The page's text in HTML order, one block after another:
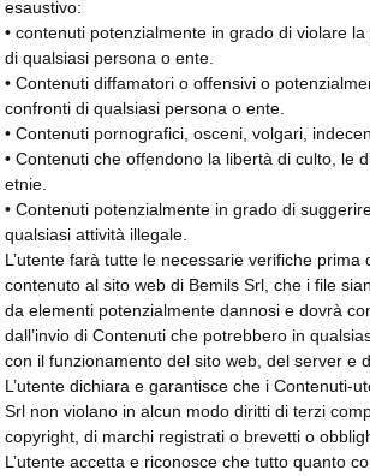
esaustivo:
• contenuti potenzialmente in grado di violare
di qualsiasi persona o ente.
• Contenuti diffamatori o offensivi o
confronti di qualsiasi persona o ente.
• Contenuti pornografici, osceni, volgari,
• Contenuti che offendono la libertà di culto, le
etnie.
• Contenuti potenzialmente in grado di
qualsiasi attività illegale.
L’utente farà tutte le necessarie verifiche prima
contenuto al sito web di Bemils Srl, che i file
da elementi potenzialmente dannosi e dovrà
dall’invio di Contenuti che potrebbero in
con il funzionamento del sito web, del server e
L’utente dichiara e garantisce che i Contenuti-
Srl non violano in alcun modo diritti di terzi
copyright, di marchi registrati o brevetti o
L’utente accetta e riconosce che tutto quanto